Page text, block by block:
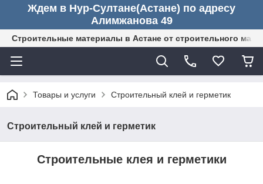
Ждем в Нур-Султане(Астане) по адресу
Алимжанова 49
Строительные материалы в Астане от строительного
Товары и услуги Строительный клей и герметик
Строительный клей и герметик
Строительные клея и герметики